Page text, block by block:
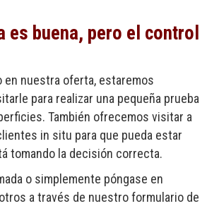
es buena, pero el control
en nuestra oferta, estaremos
para realizar una pequeña prueba
También ofrecemos visitar a
in situ para que pueda estar
tomando la decisión correcta.
o simplemente póngase en
a través de nuestro formulario de